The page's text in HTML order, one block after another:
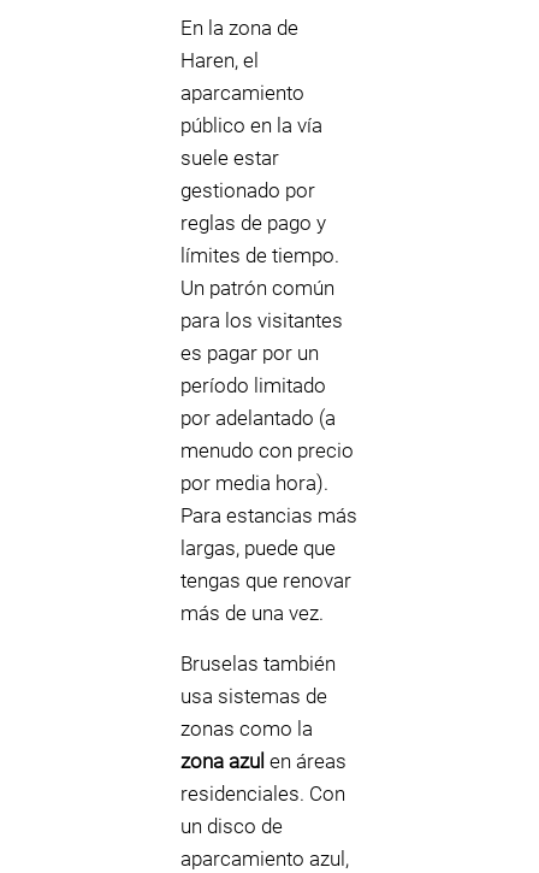
En la zona de
Haren, el
aparcamiento
público en la vía
suele estar
gestionado por
reglas de pago y
límites de tiempo.
Un patrón común
para los visitantes
es pagar por un
período limitado
por adelantado (a
menudo con precio
por media hora).
Para estancias más
largas, puede que
tengas que renovar
más de una vez.
Bruselas también
usa sistemas de
zonas como la
zona azul en áreas
residenciales. Con
un disco de
aparcamiento azul,